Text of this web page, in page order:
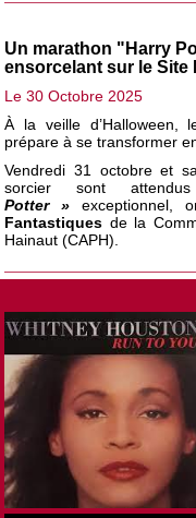
Un marathon "Harry
ensorcelant sur le Site
Le 30 Octobre 2025
À la veille d’Halloween,
prépare à se transformer
Vendredi 31 octobre et
sorcier sont
Potter » exceptionnel,
Fantastiques de la
Hainaut (CAPH).
Le chocolat fait son
Valenciennes ce week-
Le 17 Octobre 2025
C’est un événement
Show s'installe à la Cité
vendredi 17 au
à ne pas manquer pour